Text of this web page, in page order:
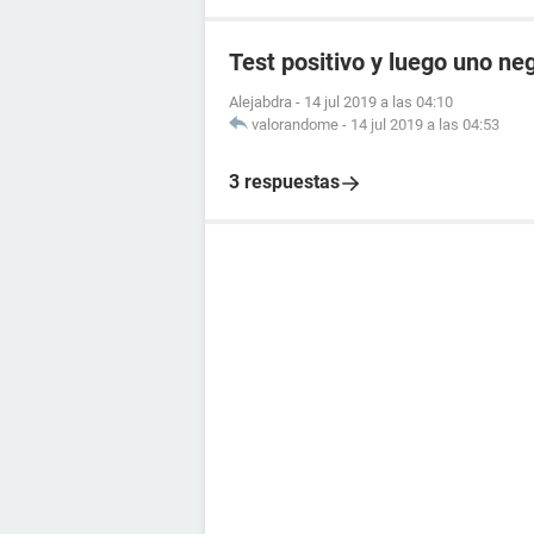
Test positivo y luego uno
Alejabdra - 14 jul 2019 a las 04:10
valorandome - 14 jul 2019 a las 04:53
3 respuestas